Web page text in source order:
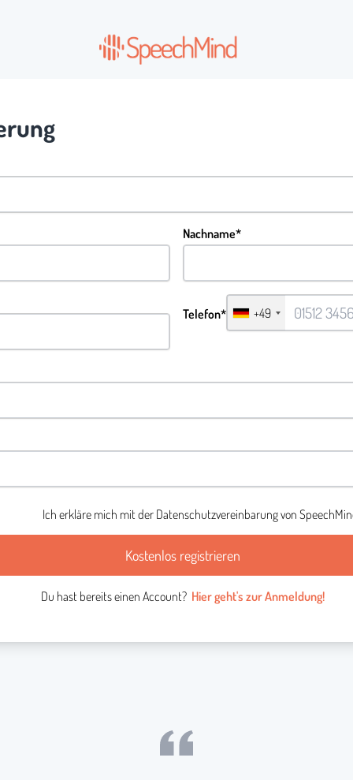
Nachname*
Telefon* +49
Ich erkläre mich mit der Datenschutzvereinbarungvon
Kostenlos registrieren
Du hast bereits einen Account? Hier geht's zur Anmeldung!